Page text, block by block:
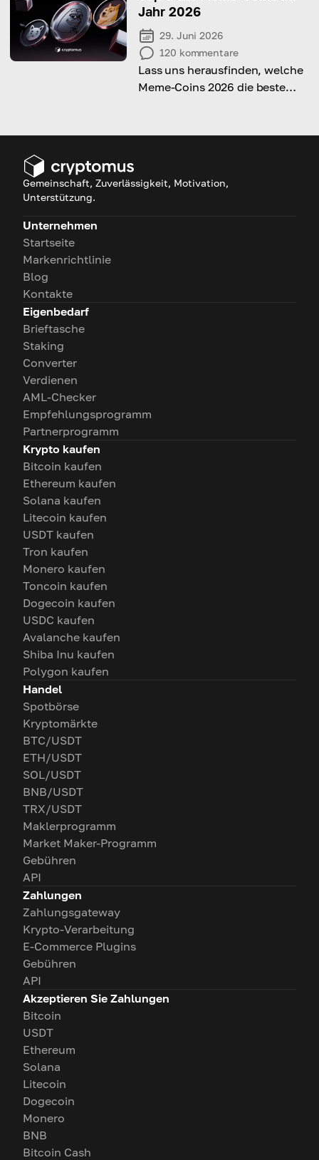
Jahr 2026
29. Juni 2026
120 kommentare
Lass uns herausfinden, welche
Meme-Coins 2026 die beste
Gemeinschaft, Zuverlässigkeit, Motivation,
Unterstützung.
Unternehmen
Startseite
Markenrichtlinie
Blog
Kontakte
Eigenbedarf
Brieftasche
Staking
Converter
Verdienen
AML-Checker
Empfehlungsprogramm
Partnerprogramm
Krypto kaufen
Bitcoin kaufen
Ethereum kaufen
Solana kaufen
Litecoin kaufen
USDT kaufen
Tron kaufen
Monero kaufen
Toncoin kaufen
Dogecoin kaufen
USDC kaufen
Avalanche kaufen
Shiba Inu kaufen
Polygon kaufen
Handel
Spotbörse
Kryptomärkte
BTC/USDT
ETH/USDT
SOL/USDT
BNB/USDT
TRX/USDT
Maklerprogramm
Market Maker-Programm
Gebühren
API
Zahlungen
Zahlungsgateway
Krypto-Verarbeitung
E-Commerce Plugins
Gebühren
API
Akzeptieren Sie Zahlungen
Bitcoin
USDT
Ethereum
Solana
Litecoin
Dogecoin
Monero
BNB
Bitcoin Cash